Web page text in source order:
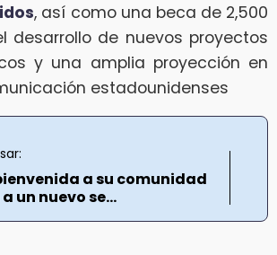
, así como una beca de 2,500
desarrollo de nuevos proyectos
y una amplia proyección en
estadounidenses
a su comunidad
un nuevo se...